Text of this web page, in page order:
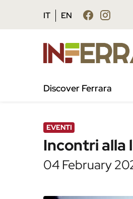
Vai al contenuto principale
Vai al footer
IT EN
Discover Ferrara
/ Agenda /
EVENTI
Incontri alla
04 February